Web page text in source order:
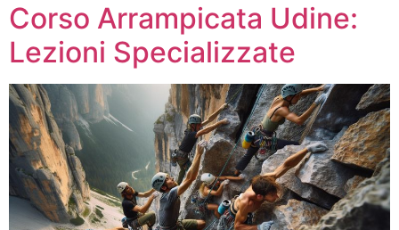
Corso Arrampicata Udine:
Lezioni Specializzate